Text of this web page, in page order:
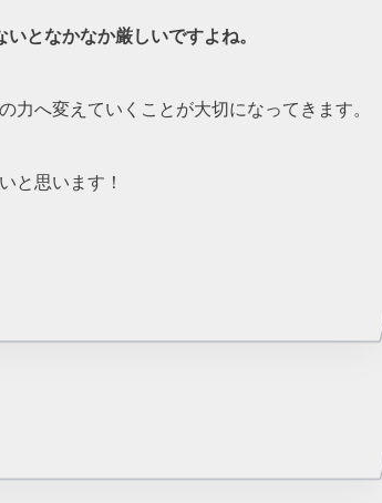
となかなか厳しいですよね。
へ変えていくことが大切になってきます。
と思います！